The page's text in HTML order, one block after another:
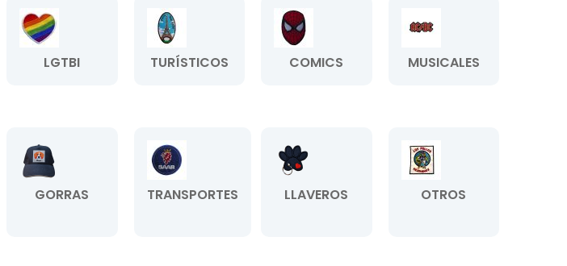
LGTBI TURÍSTICOS COMICS MUSICALES
GORRAS TRANSPORTES LLAVEROS OTROS